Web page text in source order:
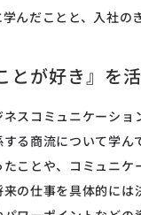
んだことと、入社の
とが好き』を
スコミュニケーショ
る商流について学ん
ことや、コミュニケ
の仕事を具体的には